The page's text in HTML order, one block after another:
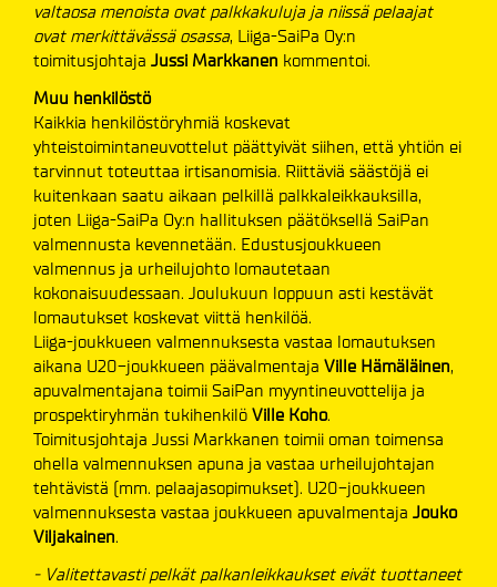
valtaosa menoista ovat palkkakuluja ja niissä pelaajat
ovat merkittävässä osassa, Liiga-SaiPa Oy:n
toimitusjohtaja Jussi Markkanen kommentoi.
Muu henkilöstö
Kaikkia henkilöstöryhmiä koskevat
yhteistoimintaneuvottelut päättyivät siihen, että yhtiön ei
tarvinnut toteuttaa irtisanomisia. Riittäviä säästöjä ei
kuitenkaan saatu aikaan pelkillä palkkaleikkauksilla,
joten Liiga-SaiPa Oy:n hallituksen päätöksellä SaiPan
valmennusta kevennetään. Edustusjoukkueen
valmennus ja urheilujohto lomautetaan
kokonaisuudessaan. Joulukuun loppuun asti kestävät
lomautukset koskevat viittä henkilöä.
Liiga-joukkueen valmennuksesta vastaa lomautuksen
aikana U20-joukkueen päävalmentaja Ville Hämäläinen,
apuvalmentajana toimii SaiPan myyntineuvottelija ja
prospektiryhmän tukihenkilö Ville Koho.
Toimitusjohtaja Jussi Markkanen toimii oman toimensa
ohella valmennuksen apuna ja vastaa urheilujohtajan
tehtävistä (mm. pelaajasopimukset). U20-joukkueen
valmennuksesta vastaa joukkueen apuvalmentaja Jouko
Viljakainen.
- Valitettavasti pelkät palkanleikkaukset eivät tuottaneet